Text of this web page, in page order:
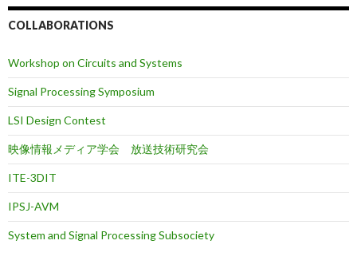
COLLABORATIONS
Workshop on Circuits and Systems
Signal Processing Symposium
LSI Design Contest
映像情報メディア学会 放送技術研究会
ITE-3DIT
IPSJ-AVM
System and Signal Processing Subsociety